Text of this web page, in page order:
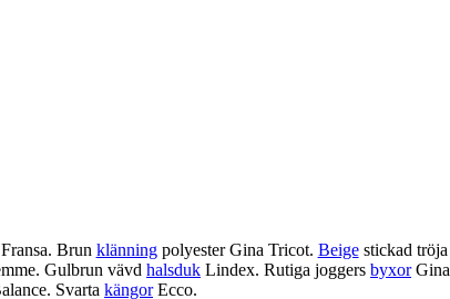
Fransa. Brun klänningpolyester Gina Tricot. Beigestickad tröja
Gulbrun vävdhalsduk Lindex. Rutiga joggersbyxorGina
SvartakängorEcco.